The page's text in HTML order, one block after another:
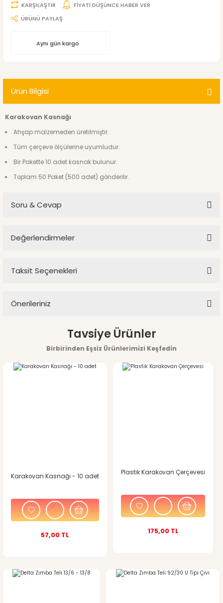
KARŞILAŞTIR
FİYATI DÜŞÜNCE HABER VER
ÜRÜNÜ PAYLAŞ
Aynı gün kargo
Ürün Bilgisi
Karakovan Kasnağı
Ahşap malzemeden üretilmiştir.
Tüm çerçeve ölçülerine uyumludur.
Bir Pakette 10 adet kasnak bulunur.
Toplam 50 Paket (500 adet) gönderilir.
Soru & Cevap
Değerlendirmeler
Taksit Seçenekleri
Önerileriniz
Bu ürünün fiyat bilgisi, resim, ürün açıklamalarında ve diğer
konularda yetersiz gördüğünüz noktaları öneri formunu
Tavsiye Ürünler
Birbirinden Eşsiz Ürünlerimizi Keşfedin
Karakovan Kasnağı - 10 adet
57,00 TL
Plastik Karakovan Çerçevesi
175,00 TL